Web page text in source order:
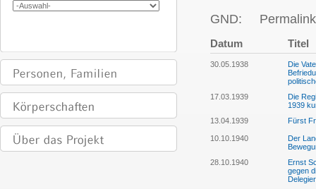
GND:
Datum Titel
30.05.1938
Die
17.03.1939
Die
1939
13.04.1939
Fürst
10.10.1940
Der
28.10.1940
Ernst
gegen